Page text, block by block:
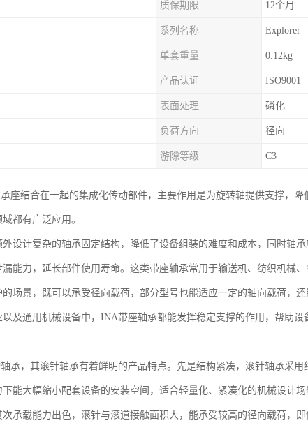
质保期限 12个月
系列名称 Explorer
单套重量 0.12kg
产品认证 ISO9001
表面处理 磷化
负荷方向 径向
游隙等级 C3
座结合在一起的集成化传动部件，主要作用是为旋转轴提供支撑，
都有广泛应用。
设计复杂的轴承固定结构，降低了设备组装的难度和成本，同时轴
能力，延长部件使用寿命。这类带座轴承常用于输送机、纺织机械
场景，既可以承受径向载荷，部分型号也能适应一定的轴向载荷，
及通用机械设备中，INA带座轴承都能发挥稳定支撑的作用，帮助设
承，其滚针轴承有着鲜明的产品特点。先是结构紧凑，滚针轴承采
能大幅缩小配套设备的安装空间，适合轻量化、紧凑化的机械设计
承载能力出色，滚针与滚道接触面积大，能承受较高的径向载荷，